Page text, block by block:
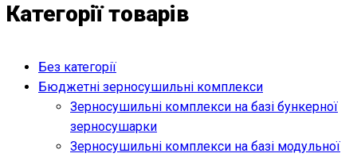
Категорії товарів
Без категорії
Бюджетні зерносушильні комплекси
Зерносушильні комплекси на базі бункерної
зерносушарки
Зерносушильні комплекси на базі модульної